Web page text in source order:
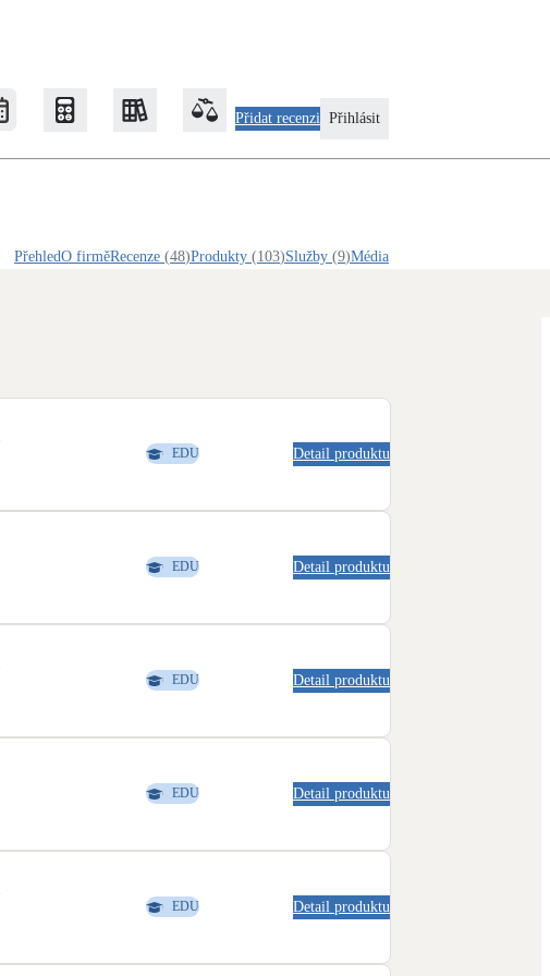
Přidat recenzi Přihlásit
Obálka budovy
Novostavby
Zelená střecha NEW
Vegetační střechy
EDU
PřehledO firměRecenze (48)Produkty (103)Služby (9)Média
EDU Detail produktu
EDU Detail produktu
EDU Detail produktu
EDU Detail produktu
EDU Detail produktu